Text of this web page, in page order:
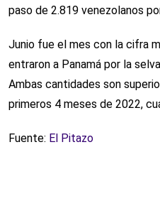
paso de 2.819 venezolanos
Junio fue el mes con la cifra
entraron a Panamá por la
Ambas cantidades son
primeros 4 meses de 2022,
Fuente: El Pitazo